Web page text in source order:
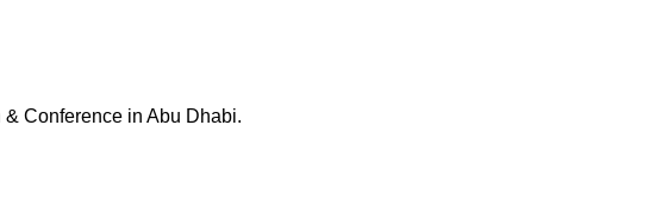
Conference in Abu Dhabi.